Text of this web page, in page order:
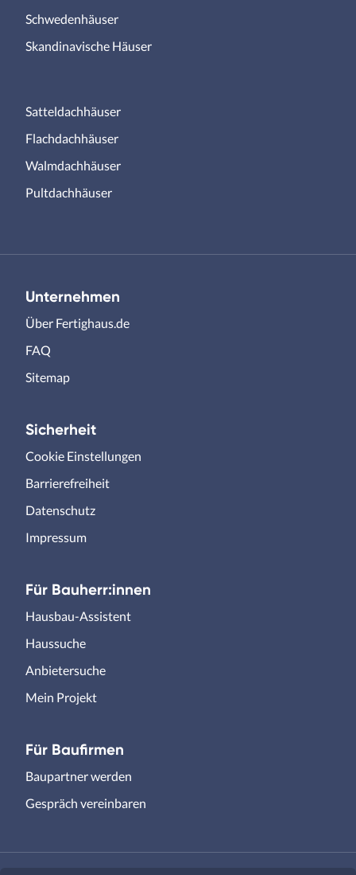
Schwedenhäuser
Skandinavische Häuser
Satteldachhäuser
Flachdachhäuser
Walmdachhäuser
Pultdachhäuser
Unternehmen
Über Fertighaus.de
FAQ
Sitemap
Sicherheit
Cookie Einstellungen
Barrierefreiheit
Datenschutz
Impressum
Für Bauherr:innen
Hausbau-Assistent
Haussuche
Anbietersuche
Mein Projekt
Für Baufirmen
Baupartner werden
Gespräch vereinbaren